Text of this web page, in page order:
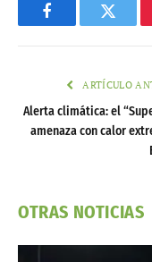
Facebook
ARTÍCULO
Alerta climática: el
amenaza con calor
OTRAS NOTICIAS